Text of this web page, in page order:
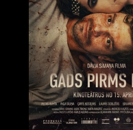
Kultūra
Pasākumi
Ziņas